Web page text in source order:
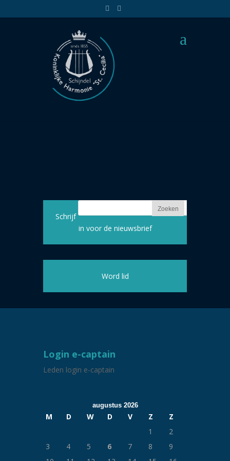
007
Schrijf
in voor de nieuwsbrief
Word lid
Login e-captain
Leden login e-captain
augustus 2026
M D W D V Z
Z
1
2
3
4 5 6 7 8
9